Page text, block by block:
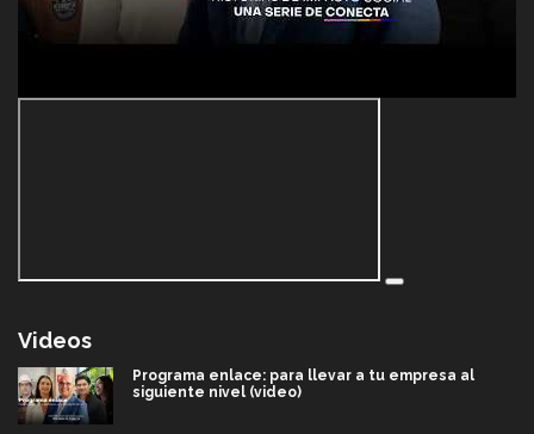
Videos
Programa enlace: para llevar a tu empresa al
siguiente nivel (video)